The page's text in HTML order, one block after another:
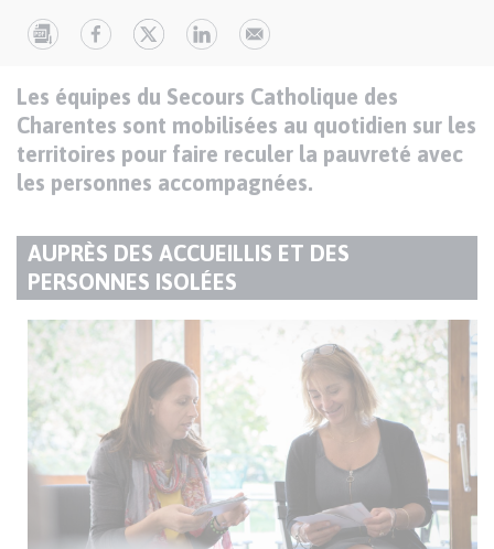
Paragraphes
de
contenu
Texte
Les équipes du Secours Catholique des
Charentes sont mobilisées au quotidien sur les
territoires pour faire reculer la pauvreté avec
les personnes accompagnées.
TITRE
DU
PARAGRAPHE
AUPRÈS DES ACCUEILLIS ET DES
PERSONNES ISOLÉES
Texte